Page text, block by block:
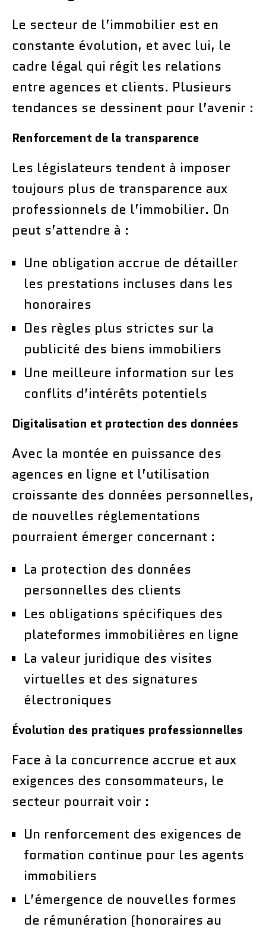
Le secteur de l’immobilier est en
constante évolution, et avec lui, le
cadre légal qui régit les relations
entre agences et clients. Plusieurs
tendances se dessinent pour l’avenir :
Renforcement de la transparence
Les législateurs tendent à imposer
toujours plus de transparence aux
professionnels de l’immobilier. On
peut s’attendre à :
Une obligation accrue de détailler
les prestations incluses dans les
honoraires
Des règles plus strictes sur la
publicité des biens immobiliers
Une meilleure information sur les
conflits d’intérêts potentiels
Digitalisation et protection des données
Avec la montée en puissance des
agences en ligne et l’utilisation
croissante des données personnelles,
de nouvelles réglementations
pourraient émerger concernant :
La protection des données
personnelles des clients
Les obligations spécifiques des
plateformes immobilières en ligne
La valeur juridique des visites
virtuelles et des signatures
électroniques
Évolution des pratiques professionnelles
Face à la concurrence accrue et aux
exigences des consommateurs, le
secteur pourrait voir :
Un renforcement des exigences de
formation continue pour les agents
immobiliers
L’émergence de nouvelles formes
de rémunération (honoraires au